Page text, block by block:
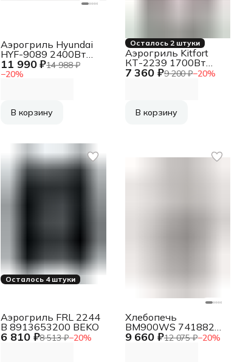
11 990 ₽14 988 ₽
−20%
Аэрогриль Hyundai
HYF-9089 2400Вт
черный
В корзину
Осталось 2 штуки
7 360 ₽9 200 ₽−20%
Аэрогриль Kitfort
КТ-2239 1700Вт
черный/
В корзину
Осталось 4 штуки
6 810 ₽8 513 ₽−20%
Аэрогриль FRL 2244
B 8913653200 BEKO
9 660 ₽12 075 ₽−20%
Хлебопечь
BM900WS 741882
GORENJE